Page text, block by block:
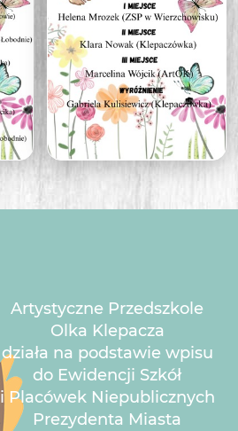
Artystyczne Przedszkole
Olka Klepacza
działa na podstawie wpisu
do Ewidencji Szkół
i Placówek Niepublicznych
Prezydenta Miasta